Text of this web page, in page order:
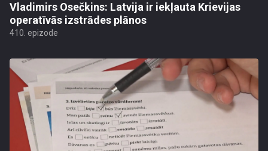
Vladimirs Osečkins: Latvija ir iekļauta Krievijas
operatīvās izstrādes plānos
410. epizode